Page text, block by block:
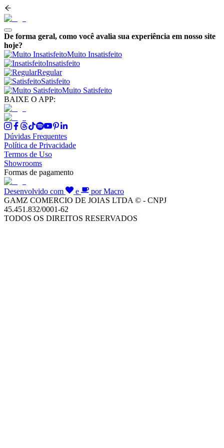
De forma geral, como você avalia sua experiência em nosso site
hoje?
Muito Insatisfeito
Insatisfeito
Regular
Satisfeito
Muito Satisfeito
BAIXE O APP:
Dúvidas Frequentes
Política de Privacidade
Termos de Uso
Showrooms
Formas de pagamento
Desenvolvido com e
por Macro
GAMZ COMERCIO DE JOIAS LTDA © - CNPJ
45.451.832/0001-62
TODOS OS DIREITOS RESERVADOS